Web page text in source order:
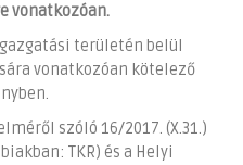
vonatkozóan.
területén belül
vonatkozóan kötelező
szóló 16/2017. (X.31.)
TKR) és a Helyi